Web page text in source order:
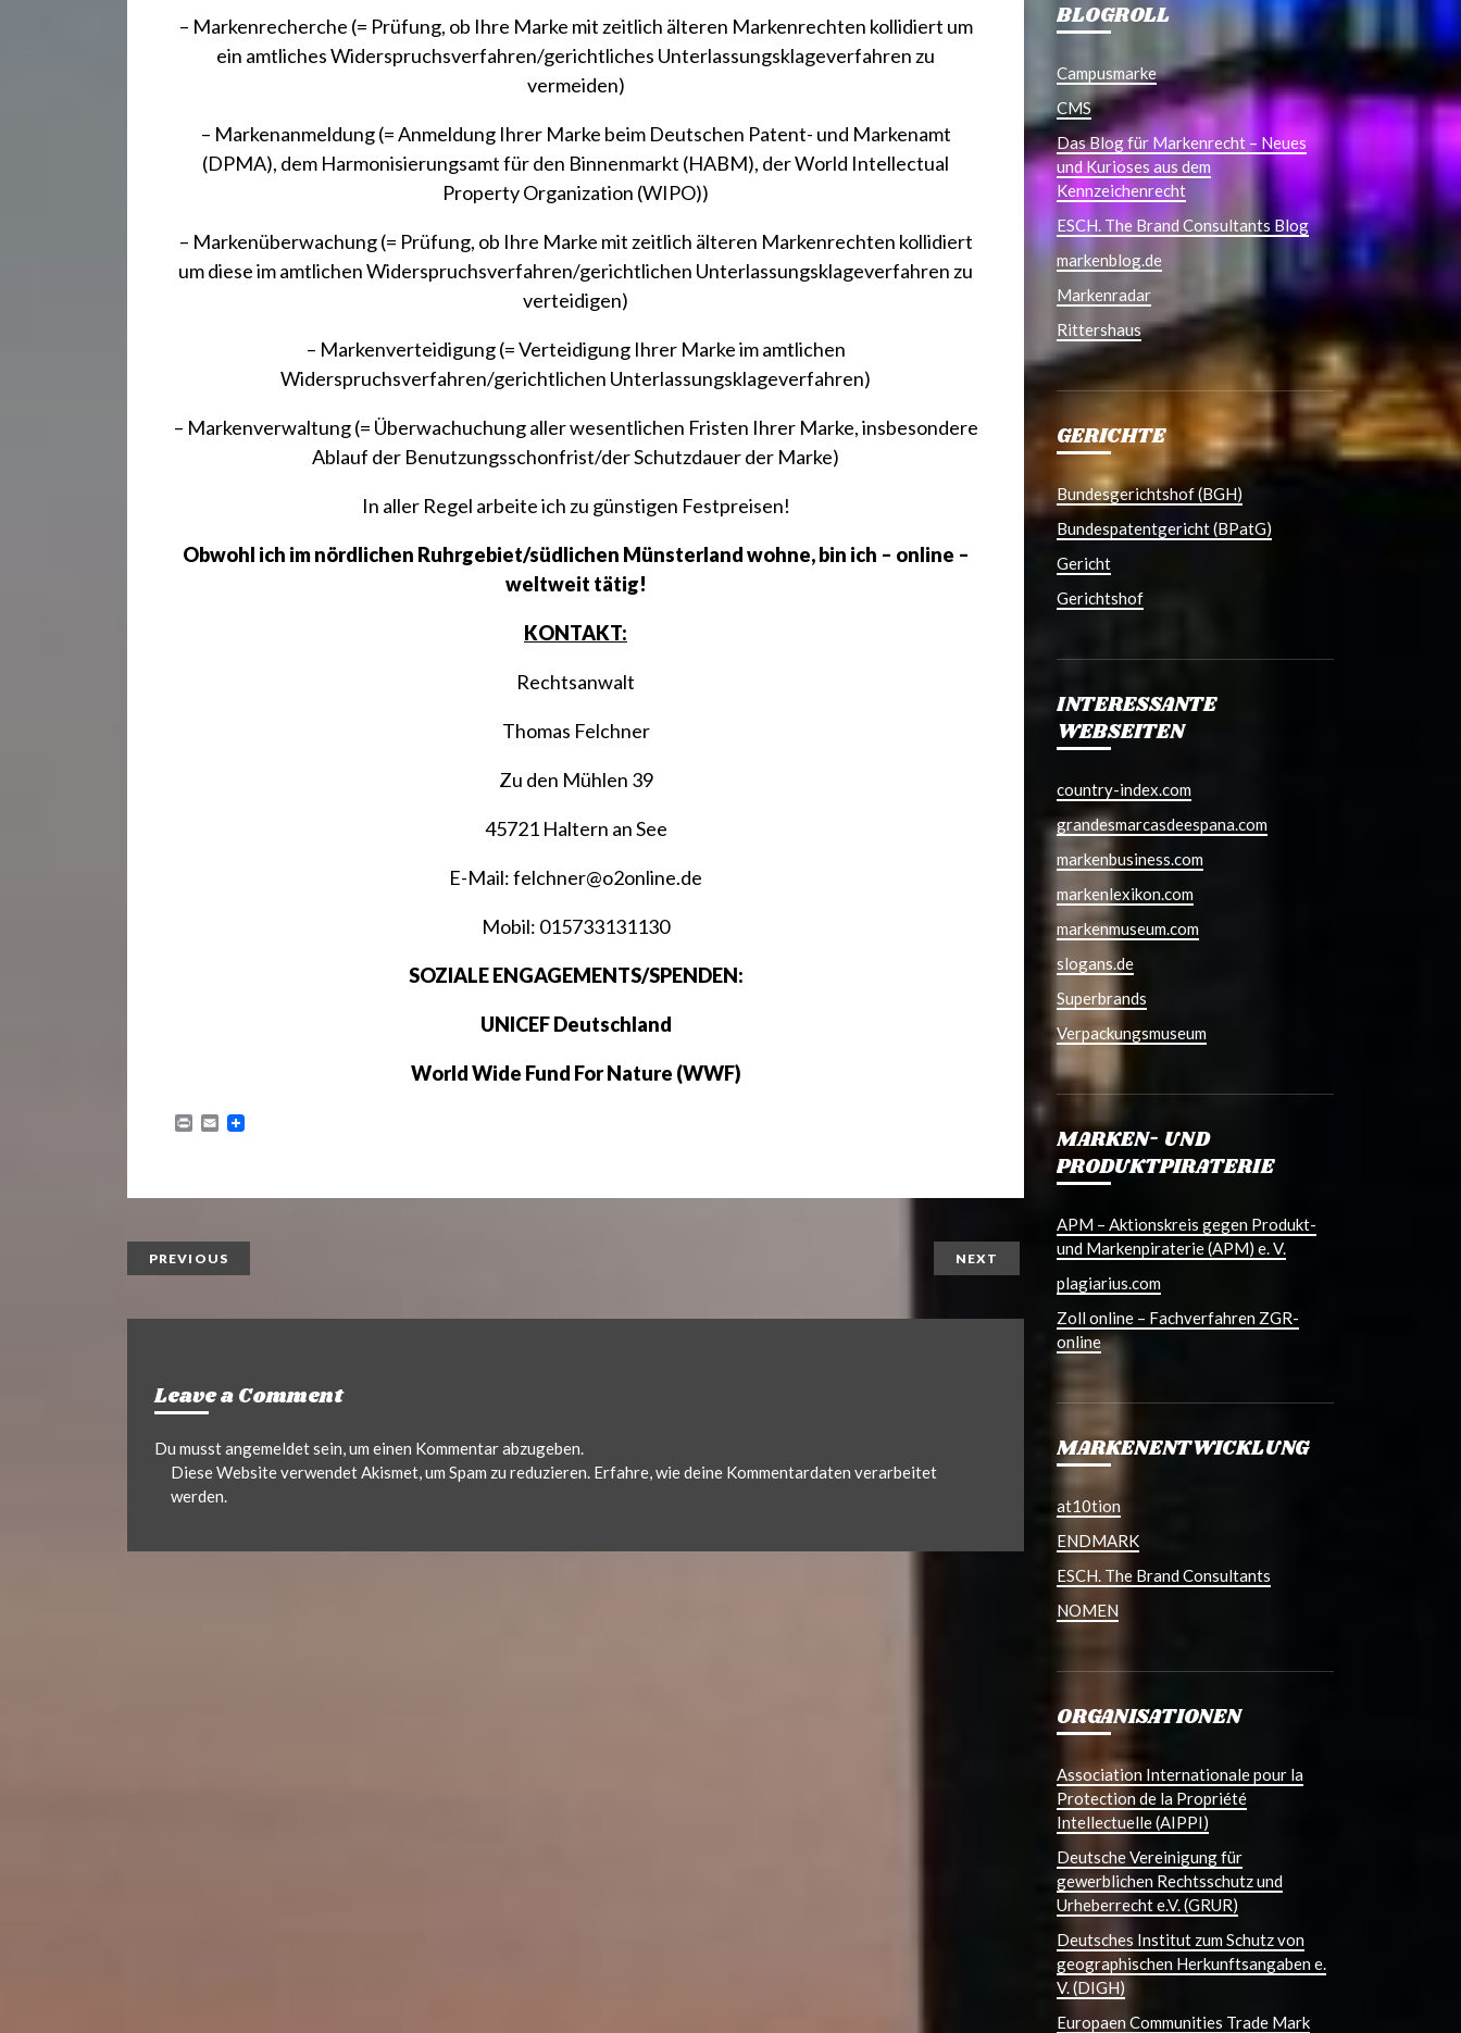
– Markenrecherche (= Prüfung, ob Ihre Marke mit zeitlich älteren Markenrechten kollidiert um
ein amtliches Widerspruchsverfahren/gerichtliches Unterlassungsklageverfahren zu
vermeiden)
– Markenanmeldung (= Anmeldung Ihrer Marke beim Deutschen Patent- und Markenamt
(DPMA), dem Harmonisierungsamt für den Binnenmarkt (HABM), der World Intellectual
Property Organization (WIPO))
– Markenüberwachung (= Prüfung, ob Ihre Marke mit zeitlich älteren Markenrechten kollidiert
um diese im amtlichen Widerspruchsverfahren/gerichtlichen Unterlassungsklageverfahren zu
verteidigen)
– Markenverteidigung (= Verteidigung Ihrer Marke im amtlichen
Widerspruchsverfahren/gerichtlichen Unterlassungsklageverfahren)
– Markenverwaltung (= Überwachuchung aller wesentlichen Fristen Ihrer Marke, insbesondere
Ablauf der Benutzungsschonfrist/der Schutzdauer der Marke)
In aller Regel arbeite ich zu günstigen Festpreisen!
Obwohl ich im nördlichen Ruhrgebiet/südlichen Münsterland wohne, bin ich – online –
weltweit tätig!
KONTAKT:
Rechtsanwalt
Thomas Felchner
Zu den Mühlen 39
45721 Haltern an See
E-Mail: felchner@o2online.de
Mobil: 015733131130
SOZIALE ENGAGEMENTS/SPENDEN:
UNICEF Deutschland
World Wide Fund For Nature (WWF)
E
PREVIOUS NEXT
Leave a Comment
Du musstangemeldetsein, um einen Kommentar abzugeben.
Diese Website verwendet Akismet, um Spam zu reduzieren. Erfahre, wie deine Kommentardaten verarbeitet
werden.
BLOGROLL
Campusmarke
CMS
Das Blog für Markenrecht – Neues
und Kurioses aus dem
Kennzeichenrecht
ESCH. The Brand Consultants Blog
markenblog.de
Markenradar
Rittershaus
GERICHTE
Bundesgerichtshof (BGH)
Bundespatentgericht (BPatG)
Gericht
Gerichtshof
INTERESSANTE
WEBSEITEN
country-index.com
grandesmarcasdeespana.com
markenbusiness.com
markenlexikon.com
markenmuseum.com
slogans.de
Superbrands
Verpackungsmuseum
MARKEN- UND
PRODUKTPIRATERIE
APM – Aktionskreis gegen Produkt-
und Markenpiraterie (APM) e. V.
plagiarius.com
Zoll online – Fachverfahren ZGR-
online
MARKENENTWICKLUNG
at10tion
ENDMARK
ESCH. The Brand Consultants
NOMEN
ORGANISATIONEN
Association Internationale pour la
Protection de la Propriété
Intellectuelle (AIPPI)
Deutsche Vereinigung für
gewerblichen Rechtsschutz und
Urheberrecht e.V. (GRUR)
Deutsches Institut zum Schutz von
geographischen Herkunftsangaben e.
V. (DIGH)
Europaen Communities Trade Mark